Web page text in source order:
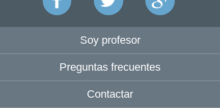
Soy profesor
Preguntas frecuentes
Contactar